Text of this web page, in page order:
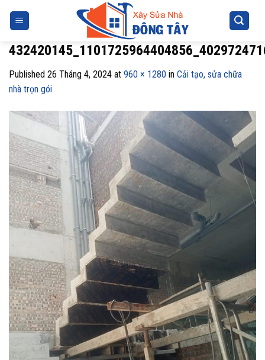
Published 26 Tháng 4, 2024 at 960 × 1280 in Cải tạo, sửa chữa
nhà trọn gói